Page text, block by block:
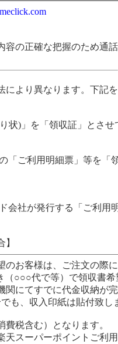
の正確な把握のため通
により異なります。下記
状)」を「領収証」とさせ
ご利用明細票」等を「
社が発行する「ご利用
のお客様は、ご注文の際
（○○○代で等）で領収書
関にてすでに代金収納が
も、収入印紙は貼付致し
税含む）となります。
スーパーポイントご利